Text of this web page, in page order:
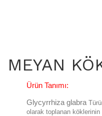
MEYAN
Ürün Tanımı:
Glycyrrhiza glabra
olarak toplanan köklerinin